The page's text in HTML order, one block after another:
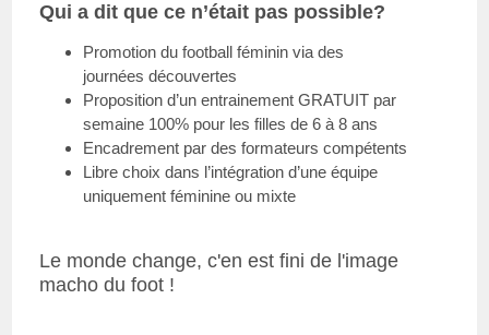
Qui a dit que ce n’était pas possible?
Promotion du football féminin via des
journées découvertes
Proposition d’un entrainement GRATUIT par
semaine 100% pour les filles de 6 à 8 ans
Encadrement par des formateurs compétents
Libre choix dans l’intégration d’une équipe
uniquement féminine ou mixte
Le monde change, c'en est fini de l'image
macho du foot !